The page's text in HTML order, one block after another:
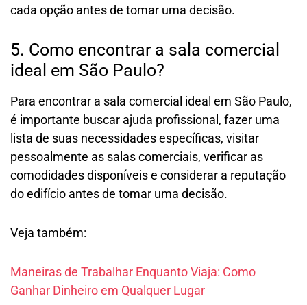
cada opção antes de tomar uma decisão.
5. Como encontrar a sala comercial
ideal em São Paulo?
Para encontrar a sala comercial ideal em São Paulo,
é importante buscar ajuda profissional, fazer uma
lista de suas necessidades específicas, visitar
pessoalmente as salas comerciais, verificar as
comodidades disponíveis e considerar a reputação
do edifício antes de tomar uma decisão.
Veja também:
Maneiras de Trabalhar Enquanto Viaja: Como
Ganhar Dinheiro em Qualquer Lugar